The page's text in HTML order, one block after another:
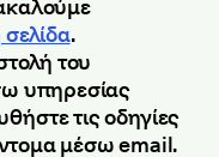
.
του
υπηρεσίας
τις οδηγίες
μέσω email.